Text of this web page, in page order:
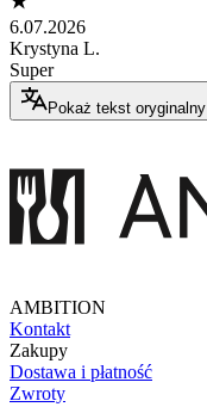
6.07.2026
Krystyna L.
Super
Pokaż tekst oryginalny
AMBITION
Kontakt
Zakupy
Dostawa i płatność
Zwroty